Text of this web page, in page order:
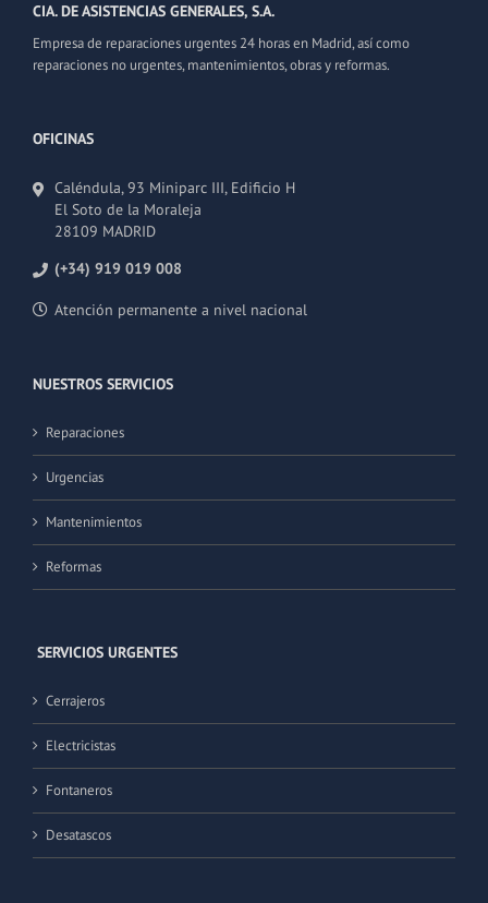
CIA. DE ASISTENCIAS GENERALES, S.A.
Empresa de reparaciones urgentes 24 horas en Madrid, así como
reparaciones no urgentes, mantenimientos, obras y reformas.
OFICINAS
Caléndula, 93 Miniparc III, Edificio H
El Soto de la Moraleja
28109 MADRID
(+34) 919 019 008
Atención permanente a nivel nacional
NUESTROS SERVICIOS
Reparaciones
Urgencias
Mantenimientos
Reformas
SERVICIOS URGENTES
Cerrajeros
Electricistas
Fontaneros
Desatascos